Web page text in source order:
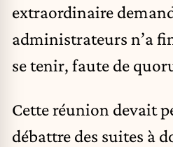
extraordinaire
administrateurs n’a
se tenir, faute de
Cette réunion devait
débattre des suites à